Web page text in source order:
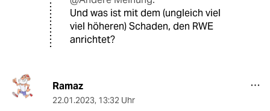
Und was ist mit dem (ungleich viel
viel höheren) Schaden, den RWE
anrichtet?
Ramaz
22.01.2023, 13:32 Uhr